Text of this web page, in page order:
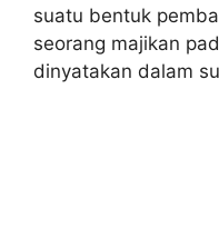
suatu bentuk
seorang majikan
dinyatakan dalam